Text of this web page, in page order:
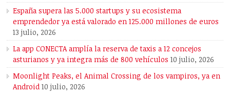
España supera las 5.000 startups y su ecosistema
emprendedor ya está valorado en 125.000 millones de euros
13 julio, 2026
La app CONECTA amplía la reserva de taxis a 12 concejos
asturianos y ya integra más de 800 vehículos 10 julio, 2026
Moonlight Peaks, el Animal Crossing de los vampiros, ya en
Android 10 julio, 2026